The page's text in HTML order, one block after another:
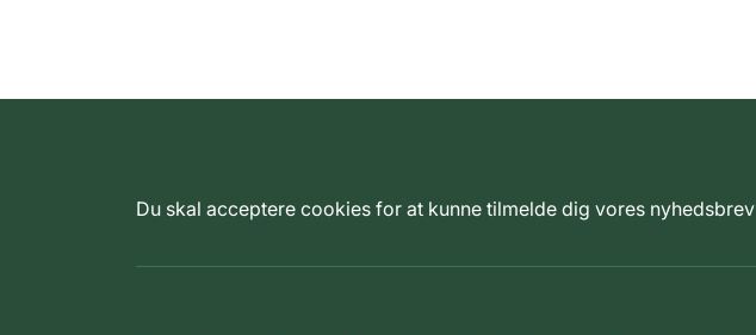
Du skal acceptere cookies for at kunne tilmelde dig vores nyhedsbrev